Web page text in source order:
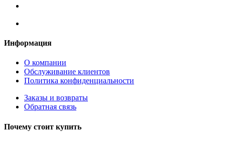
Информация
О компании
Обслуживание клиентов
Политика конфиденциальности
Заказы и возвраты
Обратная связь
Почему стоит купить